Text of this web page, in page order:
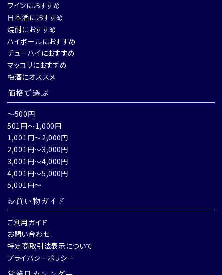
ワインにおすすめ
日本酒におすすめ
焼酎におすすめ
ハイボールにおすすめ
チューハイにおすすめ
マッコリにおすすめ
梅酒にオススメ
価格で選ぶ
～500円
501円～1,000円
1,001円～2,000円
2,001円～3,000円
3,001円～4,000円
4,001円～5,000円
5,001円～
お買い物ガイド
ご利用ガイド
お問い合わせ
特定商取引法表示について
プライバシーポリシー